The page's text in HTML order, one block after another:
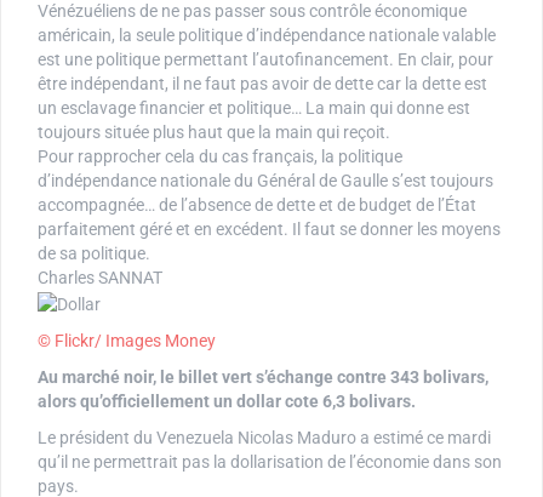
Vénézuéliens de ne pas passer sous contrôle économique
américain, la seule politique d’indépendance nationale valable
est une politique permettant l’autofinancement. En clair, pour
être indépendant, il ne faut pas avoir de dette car la dette est
un esclavage financier et politique… La main qui donne est
toujours située plus haut que la main qui reçoit.
Pour rapprocher cela du cas français, la politique
d’indépendance nationale du Général de Gaulle s’est toujours
accompagnée… de l’absence de dette et de budget de l’État
parfaitement géré et en excédent. Il faut se donner les moyens
de sa politique.
Charles SANNAT
© Flickr/ Images Money
Au marché noir, le billet vert s’échange contre 343 bolivars,
alors qu’officiellement un dollar cote 6,3 bolivars.
Le président du Venezuela Nicolas Maduro a estimé ce mardi
qu’il ne permettrait pas la dollarisation de l’économie dans son
pays.